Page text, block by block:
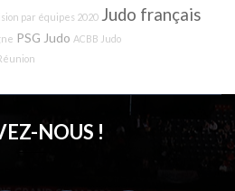
par équipes 2020 Judo français
PSG Judo ACBB Judo
NOUS !